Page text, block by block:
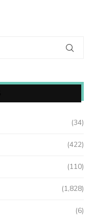
(34)
(422)
(110)
(1,828)
(6)